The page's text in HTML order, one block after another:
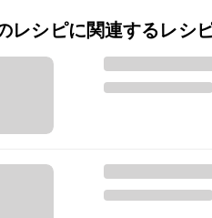
レシピに関連するレシ